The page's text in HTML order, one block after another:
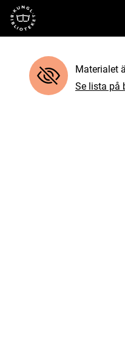
Till startsidan
Materialet
Se lista på